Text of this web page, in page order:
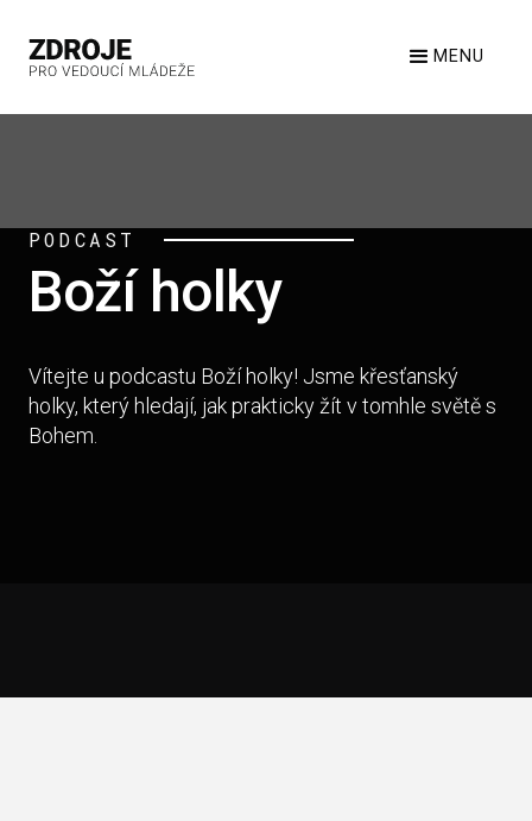
MENU
PODCAST
Boží holky
Vítejte u podcastu Boží holky! Jsme křesťanský
holky, který hledají, jak prakticky žít v tomhle světě s
Bohem.